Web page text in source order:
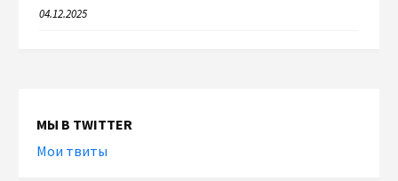
04.12.2025
МЫ В TWITTER
Мои твиты